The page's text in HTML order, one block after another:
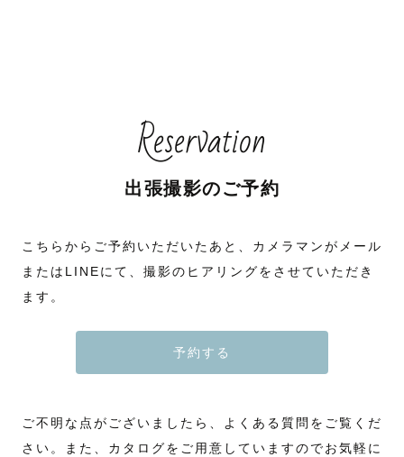
Reservation
出張撮影のご予約
こちらからご予約いただいたあと、カメラマンがメール
またはLINEにて、撮影のヒアリングをさせていただき
ます。
予約する
ご不明な点がございましたら、よくある質問をご覧くだ
さい。また、カタログをご用意していますのでお気軽に